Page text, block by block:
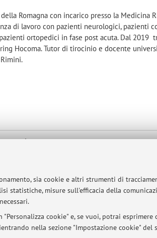
sia cookie e altri strumenti di
statistiche, misure sull'efficacia della
cookie" e, se vuoi, potrai
nella sezione "Impostazione cookie" del
Romagna con incarico presso la Medicina
di lavoro con pazienti neurologici, pazienti
ortopedici in fase post acuta. Dal 2019
Hocoma. Tutor di tirocinio e docente
previo contatto telefonico o e-mail.